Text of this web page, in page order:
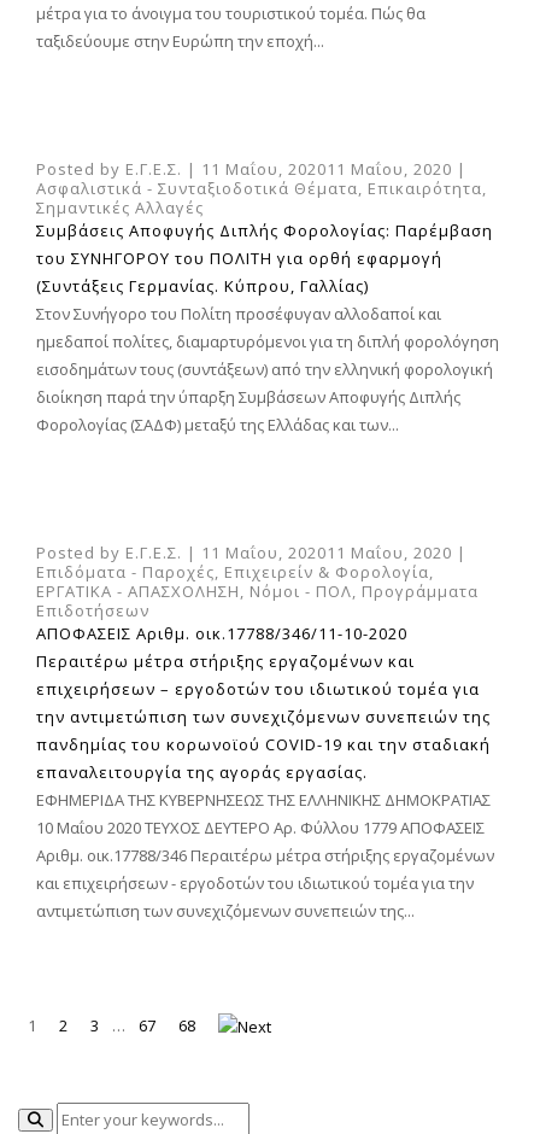
μέτρα για το άνοιγμα του τουριστικού τομέα. Πώς θα
ταξιδεύουμε στην Ευρώπη την εποχή...
Posted by Ε.Γ.Ε.Σ. | 11 Μαΐου, 202011 Μαΐου, 2020 |
Ασφαλιστικά - Συνταξιοδοτικά Θέματα, Επικαιρότητα,
Σημαντικές Αλλαγές
Συμβάσεις Αποφυγής Διπλής Φορολογίας: Παρέμβαση
του ΣΥΝΗΓΟΡΟΥ του ΠΟΛΙΤΗ για ορθή εφαρμογή
(Συντάξεις Γερμανίας. Κύπρου, Γαλλίας)
Στον Συνήγορο του Πολίτη προσέφυγαν αλλοδαποί και
ημεδαποί πολίτες, διαμαρτυρόμενοι για τη διπλή φορολόγηση
εισοδημάτων τους (συντάξεων) από την ελληνική φορολογική
διοίκηση παρά την ύπαρξη Συμβάσεων Αποφυγής Διπλής
Φορολογίας (ΣΑΔΦ) μεταξύ της Ελλάδας και των...
Posted by Ε.Γ.Ε.Σ. | 11 Μαΐου, 202011 Μαΐου, 2020 |
Επιδόματα - Παροχές, Επιχειρείν & Φορολογία,
ΕΡΓΑΤΙΚΑ - ΑΠΑΣΧΟΛΗΣΗ, Νόμοι - ΠΟΛ, Προγράμματα
Επιδοτήσεων
ΑΠΟΦΑΣΕΙΣ Αριθμ. οικ.17788/346/11-10-2020
Περαιτέρω μέτρα στήριξης εργαζομένων και
επιχειρήσεων – εργοδοτών του ιδιωτικού τομέα για
την αντιμετώπιση των συνεχιζόμενων συνεπειών της
πανδημίας του κορωνοϊού COVID-19 και την σταδιακή
επαναλειτουργία της αγοράς εργασίας.
ΕΦΗΜΕΡΙΔΑ ΤΗΣ ΚΥΒΕΡΝΗΣΕΩΣ ΤΗΣ ΕΛΛΗΝΙΚΗΣ ΔΗΜΟΚΡΑΤΙΑΣ
10 Μαΐου 2020 ΤΕΥΧΟΣ ΔΕΥΤΕΡΟ Αρ. Φύλλου 1779 ΑΠΟΦΑΣΕΙΣ
Αριθμ. οικ.17788/346 Περαιτέρω μέτρα στήριξης εργαζομένων
και επιχειρήσεων - εργοδοτών του ιδιωτικού τομέα για την
αντιμετώπιση των συνεχιζόμενων συνεπειών της...
1 2 3 … 67 68